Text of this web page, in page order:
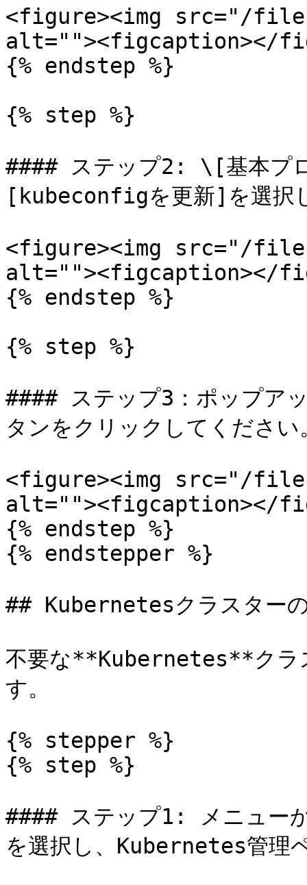
<figure><img src="/files/
alt=""><figcaption></
{% endstep %}
{% step %}
#### ステップ2: \[基本プ
[kubeconfigを更新]を選択
<figure><img src="/files/
alt=""><figcaption></
{% endstep %}
{% step %}
#### ステップ3：ポップア
タンをクリックしてください
<figure><img src="/files/
alt=""><figcaption></
{% endstep %}
{% endstepper %}
## Kubernetesクラスター
不要な**Kubernetes**クラ
す。
{% stepper %}
{% step %}
#### ステップ1: メニュー
を選択し、Kubernetes管理